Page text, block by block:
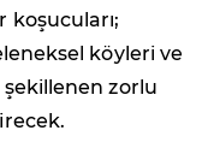
köyleri ve
zorlu